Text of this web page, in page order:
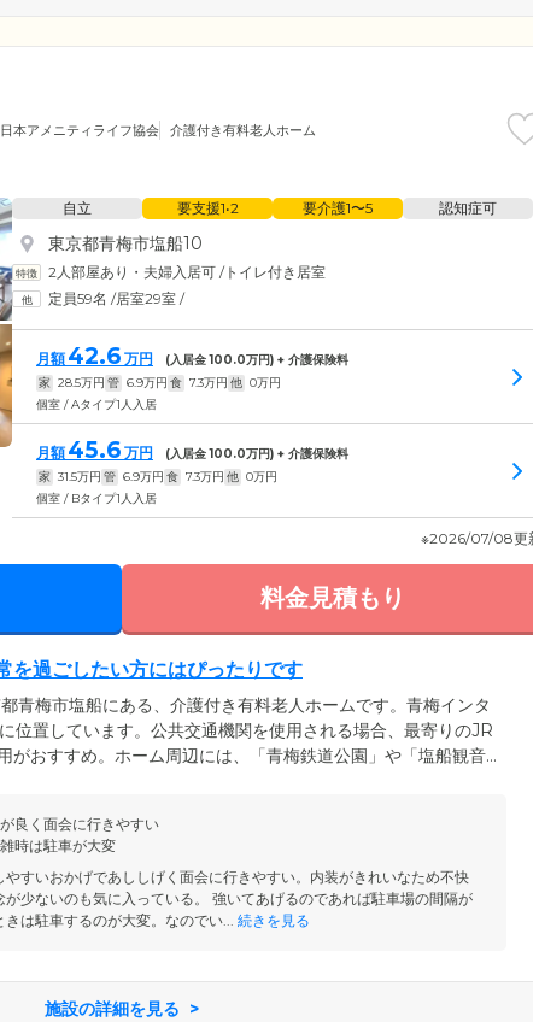
本アメニティライフ協会 介護付き有料老人ホーム
自立 要支援1•2 要介護1〜5 認知症可
東京都青梅市塩船10
2人部屋あり・夫婦入居可 /トイレ付き居室
定員59名 /居室29室 /
月額 42.6 万円 (入居金100.0万円) + 介護保険料
家 28.5万円 管 6.9万円 食 7.3万円 他 0万円
個室 / Aタイプ1人入居
月額 45.6 万円 (入居金100.0万円) + 介護保険料
家 31.5万円 管 6.9万円 食 7.3万円 他 0万円
個室 / Bタイプ1人入居
※2026/07/08更
料金見積もり
を過ごしたい方にはぴったりです
青梅市塩船にある、介護付き有料老人ホームです。青梅インタ
位置しています。公共交通機関を使用される場合、最寄りのJR
がおすすめ。ホーム周辺には、「青梅鉄道公園」や「塩船観音
方にはぴったりな環境です。
良く面会に行きやすい
時は駐車が大変
やすいおかげであししげく面会に行きやすい。内装がきれいなため不快
が少ないのも気に入っている。 強いてあげるのであれば駐車場の間隔が
は駐車するのが大変。なのでい... 続きを見る
施設の詳細を見る